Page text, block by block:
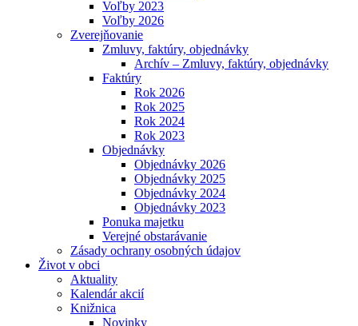
Voľby 2023
Voľby 2026
Zverejňovanie
Zmluvy, faktúry, objednávky
Archív – Zmluvy, faktúry, objednávky
Faktúry
Rok 2026
Rok 2025
Rok 2024
Rok 2023
Objednávky
Objednávky 2026
Objednávky 2025
Objednávky 2024
Objednávky 2023
Ponuka majetku
Verejné obstarávanie
Zásady ochrany osobných údajov
Život v obci
Aktuality
Kalendár akcií
Knižnica
Novinky